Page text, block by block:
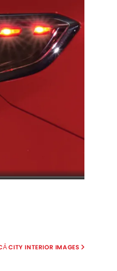
CITY INTERIOR IMAGES